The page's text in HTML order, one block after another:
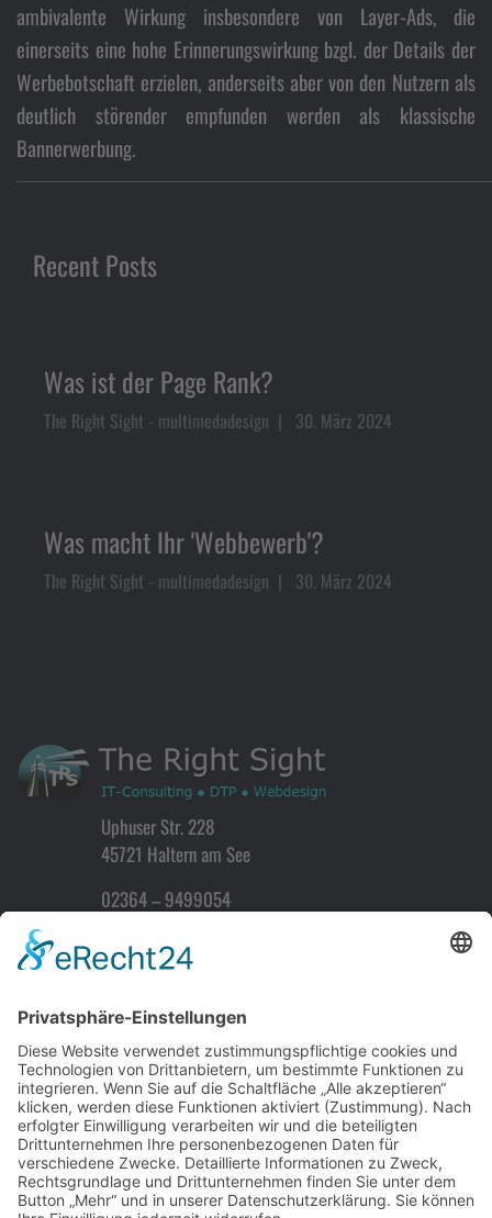
ambivalente Wirkung insbesondere von Layer-Ads, die
einerseits eine hohe Erinnerungswirkung bzgl. der Details der
Werbebotschaft erzielen, anderseits aber von den Nutzern als
deutlich störender empfunden werden als klassische
Bannerwerbung.
Recent Posts
Was ist der Page Rank?
The Right Sight - multimedadesign 30. März 2024
Was macht Ihr 'Webbewerb'?
The Right Sight - multimedadesign 30. März 2024
Uphuser Str. 228
45721 Haltern am See
02364 – 9499054
Home
Impressum Datenschutz
Sitemap